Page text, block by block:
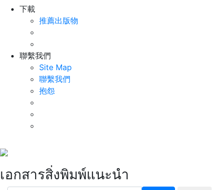
下載
推薦出版物
聯繫我們
Site Map
聯繫我們
抱怨
เอกสารสิ่งพิมพ์แนะนำ